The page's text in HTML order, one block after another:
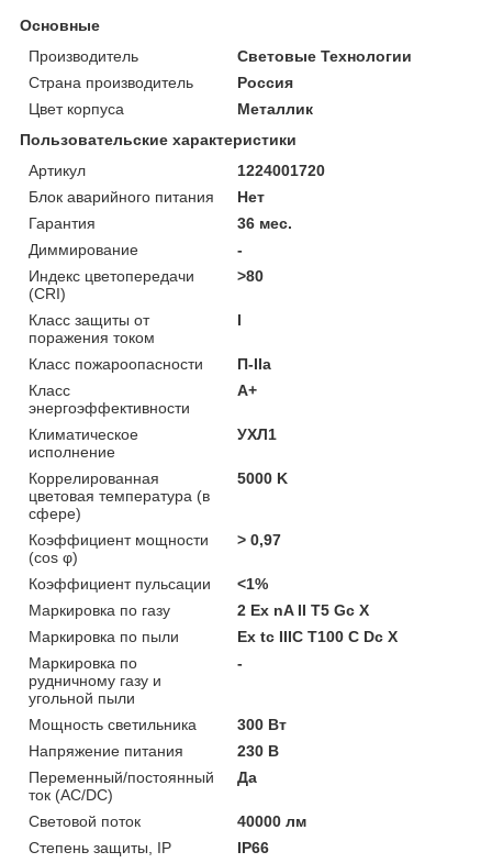
Основные
Производитель
Световые Технологии
Страна производитель
Россия
Цвет корпуса
Металлик
Пользовательские характеристики
Артикул
1224001720
Блок аварийного питания
Нет
Гарантия
36 мес.
Диммирование
-
Индекс цветопередачи
(CRI)
>80
Класс защиты от
поражения током
I
Класс пожароопасности
П-ІІа
Класс
энергоэффективности
A+
Климатическое
исполнение
УХЛ1
Коррелированная
цветовая температура (в
сфере)
5000 K
Коэффициент мощности
(cos φ)
> 0,97
Коэффициент пульсации
<1%
Маркировка по газу
2 Ex nA II T5 Gc X
Маркировка по пыли
Ex tc IIIC T100 C Dc X
Маркировка по
рудничному газу и
угольной пыли
-
Мощность светильника
300 Вт
Напряжение питания
230 В
Переменный/постоянный
ток (AC/DC)
Да
Световой поток
40000 лм
Степень защиты, IP
IP66